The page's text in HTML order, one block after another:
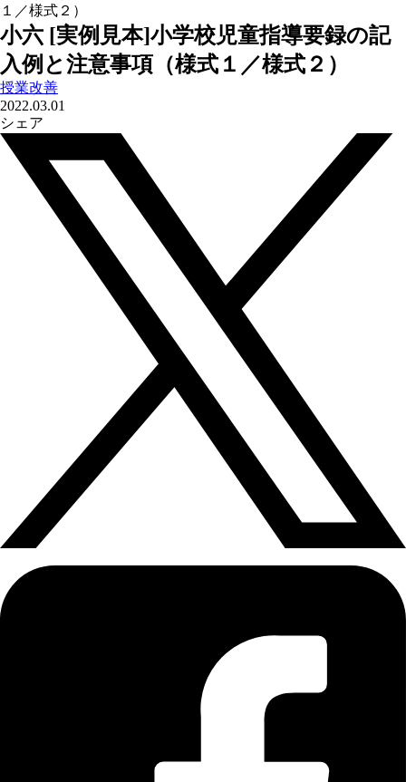
１／様式２）
小六 [実例見本]小学校児童指導要録の記
入例と注意事項（様式１／様式２）
授業改善
2022.03.01
シェア